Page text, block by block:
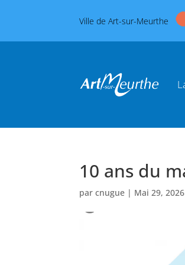
Ville de Art-sur-Meurthe
10 ans du
parcnugue | Mai 29, 2026